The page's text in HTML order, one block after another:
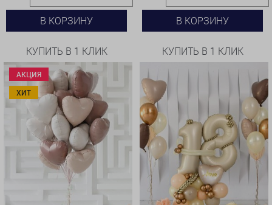
В КОРЗИНУ
КУПИТЬ В 1 КЛИК
В КОРЗИНУ
КУПИТЬ В 1 КЛИК
АКЦИЯ
ХИТ